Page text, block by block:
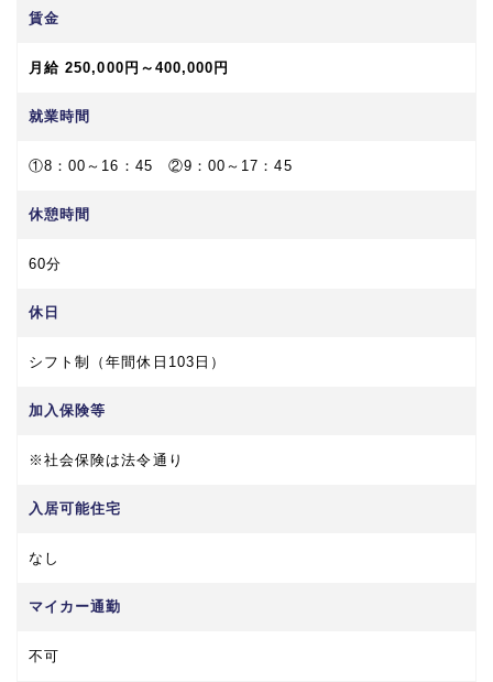
賃金
月給 250,000円～400,000円
就業時間
①8：00～16：45 ②9：00～17：45
休憩時間
60分
休日
シフト制（年間休日103日）
加入保険等
※社会保険は法令通り
入居可能住宅
なし
マイカー通勤
不可